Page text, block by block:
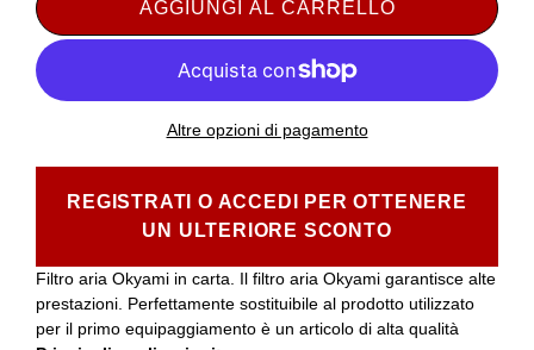
AGGIUNGI AL CARRELLO
Altre opzioni di pagamento
REGISTRATI O ACCEDI PER OTTENERE
UN ULTERIORE SCONTO
Filtro aria Okyami in carta. Il filtro aria Okyami garantisce alte
prestazioni. Perfettamente sostituibile al prodotto utilizzato
per il primo equipaggiamento è un articolo di alta qualità